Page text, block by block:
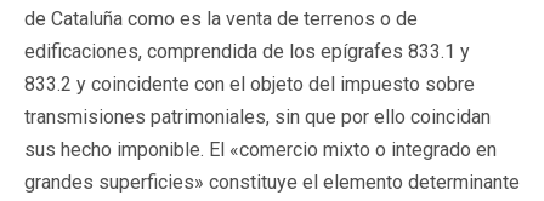
de Cataluña como es la venta de terrenos o de
edificaciones, comprendida de los epígrafes 833.1 y
833.2 y coincidente con el objeto del impuesto sobre
transmisiones patrimoniales, sin que por ello coincidan
sus hecho imponible. El «comercio mixto o integrado en
grandes superficies» constituye el elemento determinante